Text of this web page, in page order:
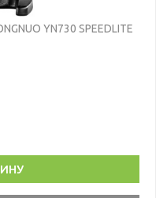
YN730 SPEEDLITE